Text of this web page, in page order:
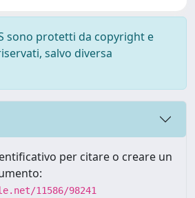
sono protetti da copyright e
salvo diversa
per citare o creare un
11586/98241